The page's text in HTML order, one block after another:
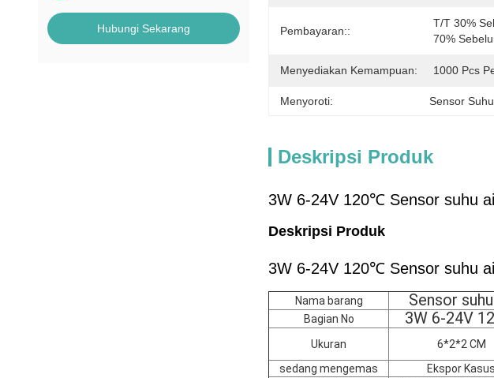
Hubungi Sekarang Pembayaran::
T/T 30%
70%
Menyediakan Kemampuan: 1000 Pcs
Menyoroti: Sensor
Deskripsi Produk
3W 6-24V 120℃ Sensor suhu
Deskripsi Produk
3W 6-24V 120℃ Sensor suhu
Nama barang Sensor
Bagian No 3W 6-24V
Ukuran 6*2*2 CM
sedang mengemas
Ekspor Kasus